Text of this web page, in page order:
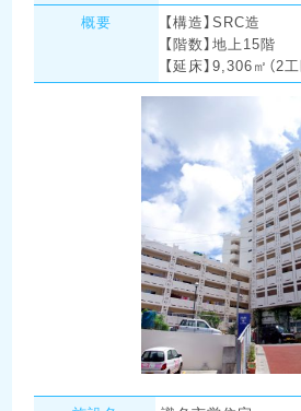
概要
【構造】SRC造
【階数】地上15階
【延床】9,306㎡（2工